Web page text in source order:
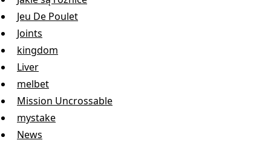
Jeu De Poulet
Joints
kingdom
Liver
melbet
Mission Uncrossable
mystake
News